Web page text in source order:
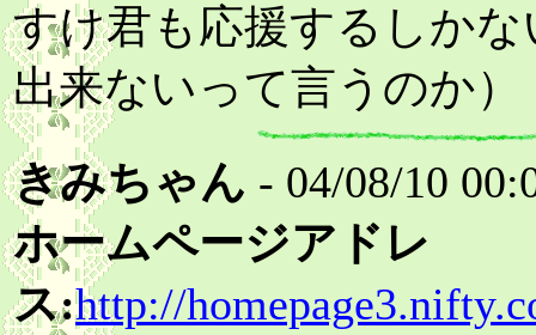
すけ君も応援するしか
出来ないって言うのか）
きみちゃん - 04/08/10
ホームページアドレ
ス:http://